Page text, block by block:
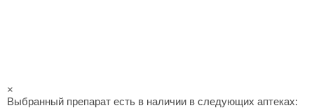
×
Выбранный препарат есть в наличии в следующих аптеках: